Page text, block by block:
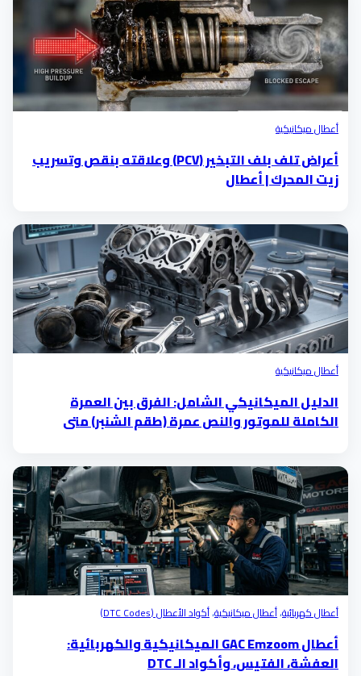
أعطال ميكانيكية
أعراض تلف بلف التبخير (PCV) وعلاقته بنقص وتسريب
زيت المحرك | أعطال
أعطال ميكانيكية
الدليل الميكانيكي الشامل: الفرق بين العمرة
الكاملة للموتور والنص عمرة (طقم الشنبر) متى
أعطال كهربائية،أعطال ميكانيكية،أكواد الأعطال (DTC Codes)
أعطال GAC Emzoom الميكانيكية والكهربائية:
العفشة، الفتيس، وأكواد الـ DTC